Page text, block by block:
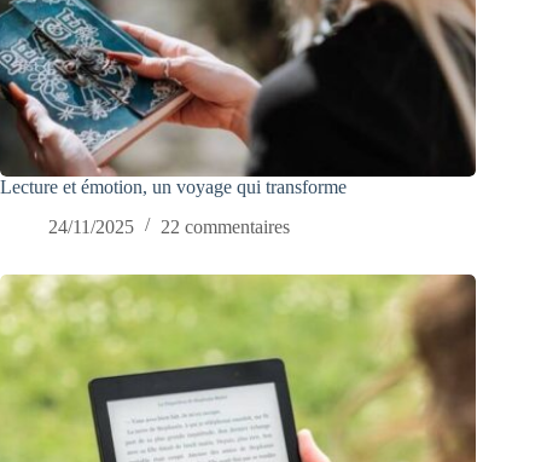
Lecture et émotion, un voyage qui transforme
24/11/2025
22 commentaires